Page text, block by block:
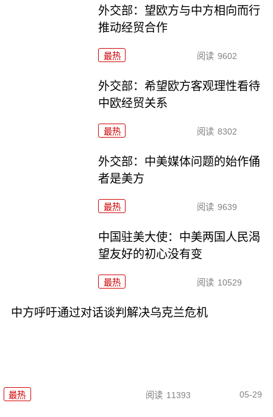
外交部：望欧方与中方相向而行
推动经贸合作
最热 阅读 9602
外交部：希望欧方客观理性看待
中欧经贸关系
最热 阅读 8302
外交部：中美媒体问题的始作俑
者是美方
最热 阅读 9639
中国驻美大使：中美两国人民渴
望友好的初心没有变
最热 阅读 10529
中方呼吁通过对话谈判解决乌克兰危机
最热 阅读 11393 05-29